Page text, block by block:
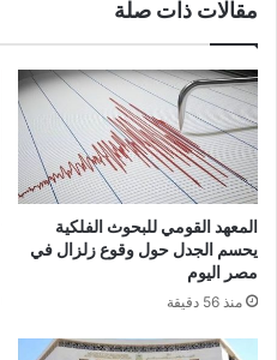
مقالات ذات صلة
المعهد القومي للبحوث الفلكية
يحسم الجدل حول وقوع زلزال في
مصر اليوم
منذ 56 دقيقة